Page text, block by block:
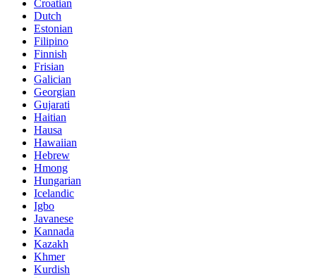
Croatian
Dutch
Estonian
Filipino
Finnish
Frisian
Galician
Georgian
Gujarati
Haitian
Hausa
Hawaiian
Hebrew
Hmong
Hungarian
Icelandic
Igbo
Javanese
Kannada
Kazakh
Khmer
Kurdish